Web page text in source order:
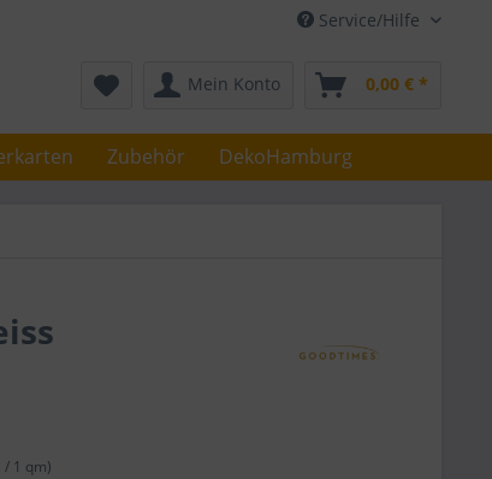
Service/Hilfe
Mein Konto 0,00 € *
Zubehör DekoHamburg
/ 1 qm)